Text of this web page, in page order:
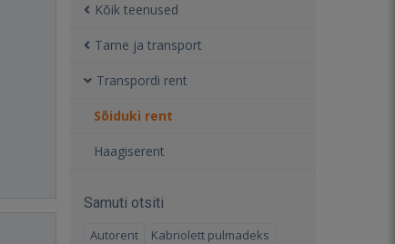
Kõik teenused
Tarne ja transport
Transpordi rent
Sõiduki rent
Haagiserent
Samuti otsiti
Autorent
Kabriolett pulmadeks